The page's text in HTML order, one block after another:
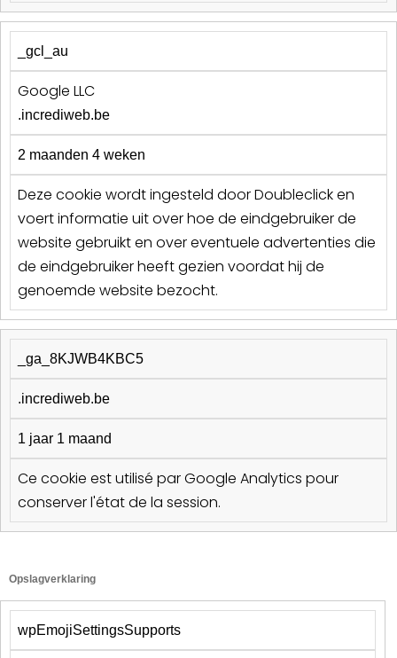
_gcl_au
Google LLC
.incrediweb.be
2 maanden 4 weken
Deze cookie wordt ingesteld door Doubleclick en
voert informatie uit over hoe de eindgebruiker de
website gebruikt en over eventuele advertenties die
de eindgebruiker heeft gezien voordat hij de
genoemde website bezocht.
_ga_8KJWB4KBC5
.incrediweb.be
1 jaar 1 maand
Ce cookie est utilisé par Google Analytics pour
conserver l'état de la session.
Opslagverklaring
wpEmojiSettingsSupports